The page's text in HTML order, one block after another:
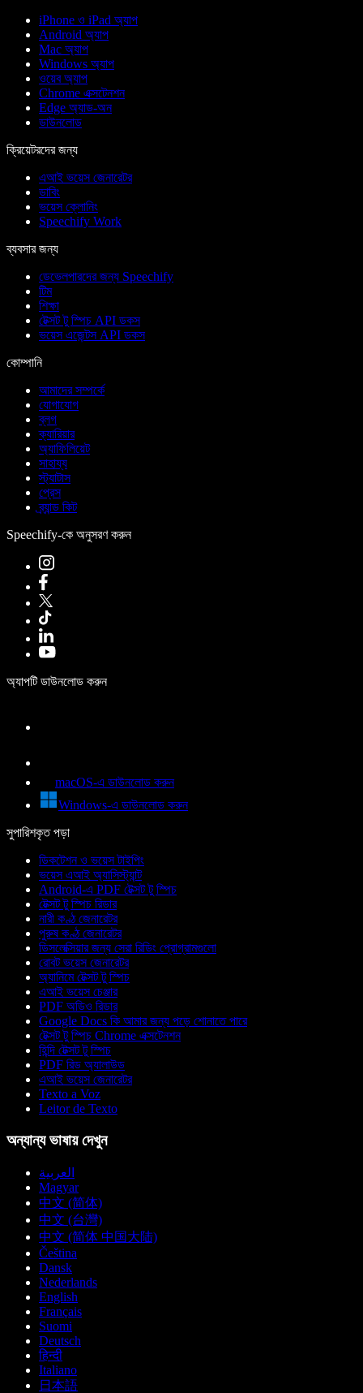
iPhone ও iPad অ্যাপ
Android অ্যাপ
Mac অ্যাপ
Windows অ্যাপ
ওয়েব অ্যাপ
Chrome এক্সটেনশন
Edge অ্যাড-অন
ডাউনলোড
ক্রিয়েটরদের জন্য
এআই ভয়েস জেনারেটর
ডাবিং
ভয়েস ক্লোনিং
Speechify Work
ব্যবসার জন্য
ডেভেলপারদের জন্য Speechify
টিম
শিক্ষা
টেক্সট টু স্পিচ API ডকস
ভয়েস এজেন্টস API ডকস
কোম্পানি
আমাদের সম্পর্কে
যোগাযোগ
ব্লগ
ক্যারিয়ার
অ্যাফিলিয়েট
সাহায্য
স্ট্যাটাস
প্রেস
ব্র্যান্ড কিট
Speechify-কে অনুসরণ করুন
অ্যাপটি ডাউনলোড করুন
macOS-এ ডাউনলোড করুন
Windows-এ ডাউনলোড করুন
সুপারিশকৃত পড়া
ডিকটেশন ও ভয়েস টাইপিং
ভয়েস এআই অ্যাসিস্ট্যান্ট
Android-এ PDF টেক্সট টু স্পিচ
টেক্সট টু স্পিচ রিডার
নারী কণ্ঠ জেনারেটর
পুরুষ কণ্ঠ জেনারেটর
ডিসলেক্সিয়ার জন্য সেরা রিডিং প্রোগ্রামগুলো
রোবট ভয়েস জেনারেটর
অ্যানিমে টেক্সট টু স্পিচ
এআই ভয়েস চেঞ্জার
PDF অডিও রিডার
Google Docs কি আমার জন্য পড়ে শোনাতে পারে
টেক্সট টু স্পিচ Chrome এক্সটেনশন
হিন্দি টেক্সট টু স্পিচ
PDF রিড অ্যালাউড
এআই ভয়েস জেনারেটর
Texto a Voz
Leitor de Texto
অন্যান্য ভাষায় দেখুন
العربية
Magyar
中文 (简体)
中文 (台灣)
中文 (简体 中国大陆)
Čeština
Dansk
Nederlands
English
Français
Suomi
Deutsch
हिन्दी
Italiano
日本語